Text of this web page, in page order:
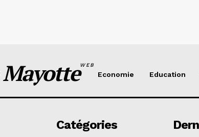
WEB
Economie Education
Catégories